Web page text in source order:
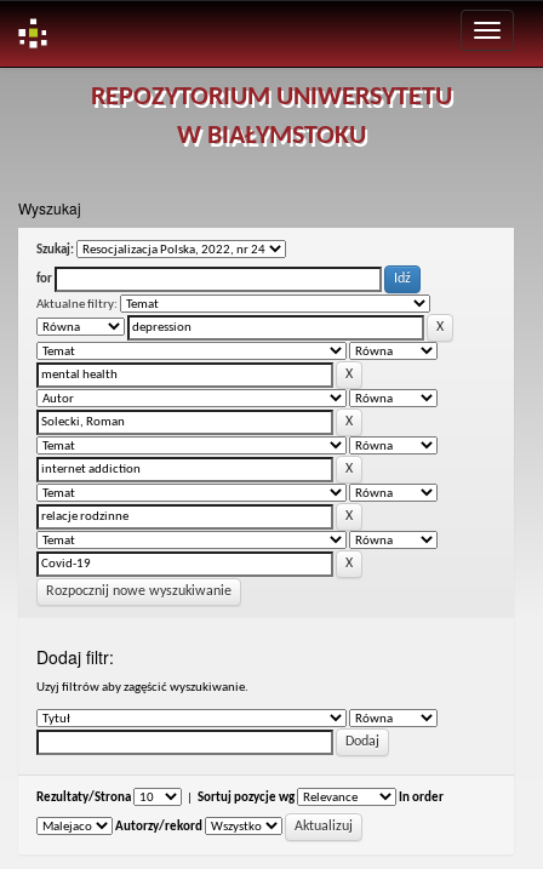
REPOZYTORIUM UNIWERSYTETU
W BIAŁYMSTOKU
Wyszukaj
Szukaj:
for
Aktualne filtry:
Rozpocznij nowe wyszukiwanie
Dodaj filtr:
Uzyj filtrów aby zagęścić wyszukiwanie.
Rezultaty/Strona Sortuj pozycje wg In order
Autorzy/rekord